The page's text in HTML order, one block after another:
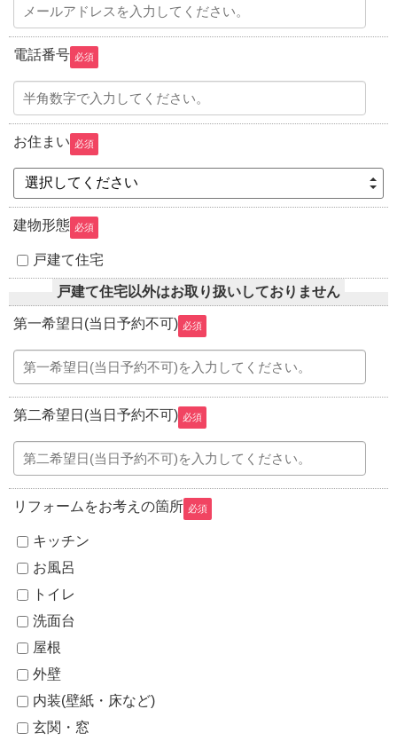
電話番号 必須
お住まい 必須
選択してください
建物形態 必須
戸建て住宅
戸建て住宅以外はお取り扱いしておりません
第一希望日(当日予約不可) 必須
第二希望日(当日予約不可) 必須
リフォームをお考えの箇所 必須
キッチン
お風呂
トイレ
洗面台
屋根
外壁
内装(壁紙・床など)
玄関・窓